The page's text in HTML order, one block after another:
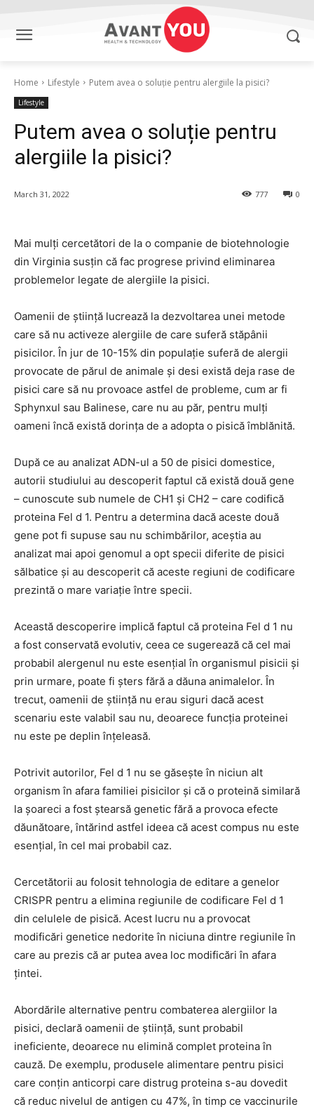
Home Lifestyle Putem avea o soluție pentru alergiile la pisici?
Lifestyle
Putem avea o soluție pentru
alergiile la pisici?
March 31, 2022 0
777
Mai mulți cercetători de la o companie de biotehnologie
din Virginia susțin că fac progrese privind eliminarea
problemelor legate de alergiile la pisici.
Oamenii de știință lucrează la dezvoltarea unei metode
care să nu activeze alergiile de care suferă stăpânii
pisicilor. În jur de 10-15% din populație suferă de alergii
provocate de părul de animale și desi există deja rase de
pisici care să nu provoace astfel de probleme, cum ar fi
Sphynxul sau Balinese, care nu au păr, pentru mulți
oameni încă există dorința de a adopta o pisică îmblănită.
După ce au analizat ADN-ul a 50 de pisici domestice,
autorii studiului au descoperit faptul că există două gene
– cunoscute sub numele de CH1 și CH2 – care codifică
proteina Fel d 1. Pentru a determina dacă aceste două
gene pot fi supuse sau nu schimbărilor, aceștia au
analizat mai apoi genomul a opt specii diferite de pisici
sălbatice și au descoperit că aceste regiuni de codificare
prezintă o mare variație între specii.
Această descoperire implică faptul că proteina Fel d 1 nu
a fost conservată evolutiv, ceea ce sugerează că cel mai
probabil alergenul nu este esențial în organismul pisicii și
prin urmare, poate fi șters fără a dăuna animalelor. În
trecut, oamenii de știință nu erau siguri dacă acest
scenariu este valabil sau nu, deoarece funcția proteinei
nu este pe deplin înțeleasă.
Potrivit autorilor, Fel d 1 nu se găsește în niciun alt
organism în afara familiei pisicilor și că o proteină similară
la șoareci a fost ștearsă genetic fără a provoca efecte
dăunătoare, întărind astfel ideea că acest compus nu este
esențial, în cel mai probabil caz.
Cercetătorii au folosit tehnologia de editare a genelor
CRISPR pentru a elimina regiunile de codificare Fel d 1
din celulele de pisică. Acest lucru nu a provocat
modificări genetice nedorite în niciuna dintre regiunile în
care au prezis că ar putea avea loc modificări în afara
țintei.
Abordările alternative pentru combaterea alergiilor la
pisici, declară oamenii de știință, sunt probabil
ineficiente, deoarece nu elimină complet proteina în
cauză. De exemplu, produsele alimentare pentru pisici
care conțin anticorpi care distrug proteina s-au dovedit
că reduc nivelul de antigen cu 47%, în timp ce vaccinurile